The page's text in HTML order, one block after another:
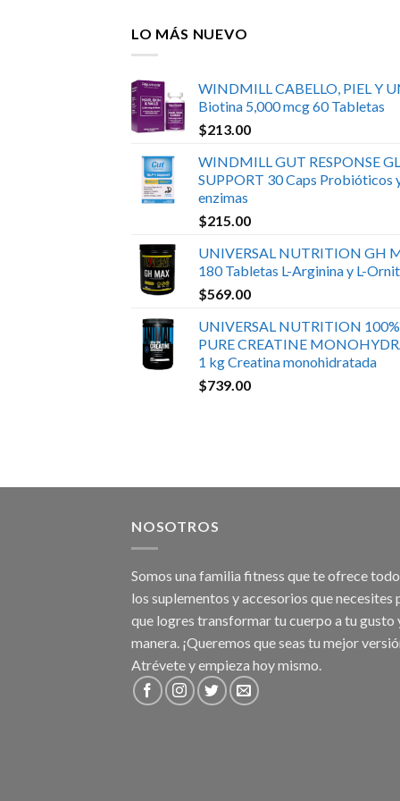
LO MÁS NUEVO
WINDMILL CABELLO, PIEL Y
Biotina 5,000 mcg 60 Tabletas
$213.00
WINDMILL GUT RESPONSE
SUPPORT 30 Caps Probióticos
enzimas
$215.00
UNIVERSAL NUTRITION GH
180 Tabletas L-Arginina y L-
$569.00
UNIVERSAL NUTRITION 100%
PURE CREATINE
1 kg Creatina monohidratada
$739.00
NOSOTROS
Somos una familia fitness que te ofrece
los suplementos y accesorios que necesites
que logres transformar tu cuerpo a tu gusto
manera. ¡Queremos que seas tu mejor
Atrévete y empieza hoy mismo.